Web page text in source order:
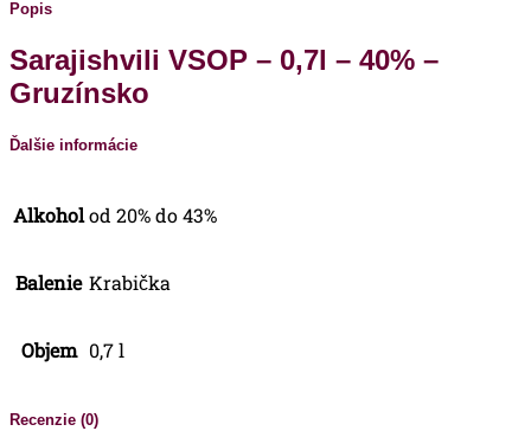
Popis
Sarajishvili VSOP – 0,7l – 40% –
Gruzínsko
Ďalšie informácie
Alkoholod 20% do 43%
Balenie Krabička
Objem 0,7 l
Recenzie (0)